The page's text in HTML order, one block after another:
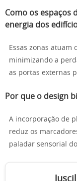
Como os espaços
energia dos
Essas zonas atuam
minimizando a
as portas externas
Por que o design
A incorporação de
reduz os
paladar sensorial